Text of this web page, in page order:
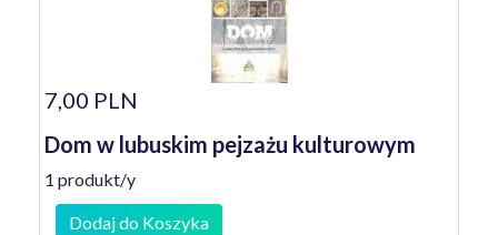
7,00 PLN
Dom w lubuskim pejzażu kulturowym
1 produkt/y
Dodaj do Koszyka